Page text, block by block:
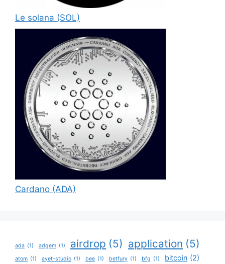
Le solana (SOL)
Cardano (ADA)
ada (1) adgem (1) airdrop (5) application (5)
atom (1) ayet-studio (1) bee (1) betfury (1) bfg (1) bitcoin (2)